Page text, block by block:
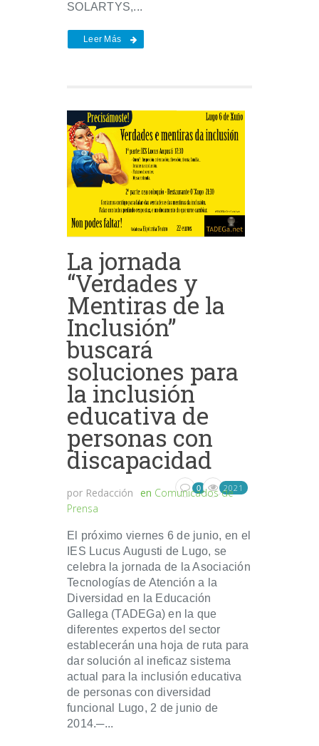
SOLARTYS,...
Leer Más
La jornada
“Verdades y
Mentiras de la
Inclusión”
buscará
soluciones para
la inclusión
educativa de
personas con
discapacidad
por Redacción en Comunicados de
Prensa
0 2021
El próximo viernes 6 de junio, en el
IES Lucus Augusti de Lugo, se
celebra la jornada de la Asociación
Tecnologías de Atención a la
Diversidad en la Educación
Gallega (TADEGa) en la que
diferentes expertos del sector
establecerán una hoja de ruta para
dar solución al ineficaz sistema
actual para la inclusión educativa
de personas con diversidad
funcional Lugo, 2 de junio de
2014.─...